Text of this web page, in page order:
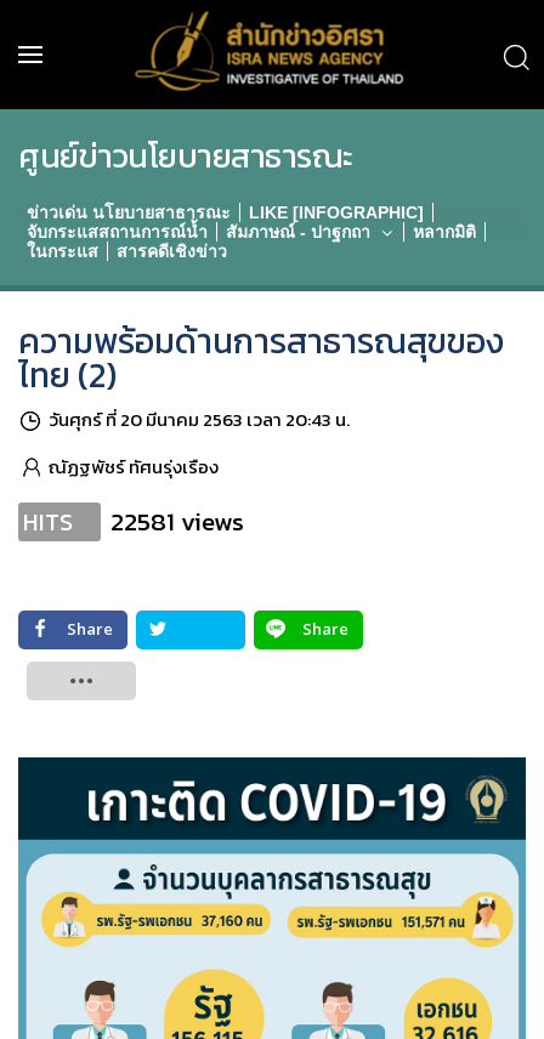
ศูนย์ข่าวนโยบายสาธารณะ
ข่าวเด่น นโยบายสาธารณะ
LIKE [INFOGRAPHIC]
จับกระแสสถานการณ์น้ำ
สัมภาษณ์ - ปาฐกถา
หลากมิติ
ในกระแส
สารคดีเชิงข่าว
ความพร้อมด้านการสาธารณสุขของ
ไทย (2)
วันศุกร์ ที่ 20 มีนาคม 2563 เวลา 20:43 น.
ณัฏฐพัชร์ ทัศนรุ่งเรือง
HITS 22581 views
Share
Share